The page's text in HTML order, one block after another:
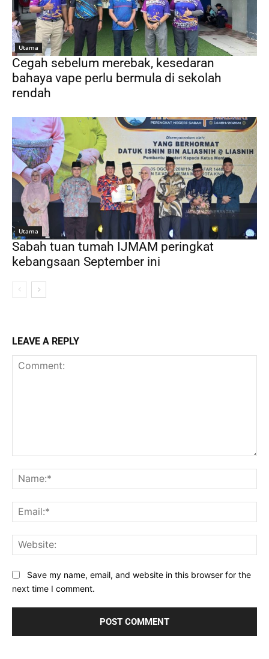
Utama
Cegah sebelum merebak, kesedaran
bahaya vape perlu bermula di sekolah
rendah
Utama
Sabah tuan tumah IJMAM peringkat
kebangsaan September ini
LEAVE A REPLY
Save my name, email, and website in this browser for the
next time I comment.